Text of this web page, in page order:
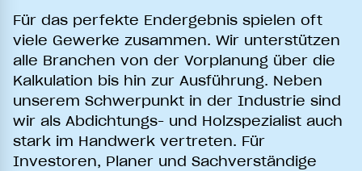
Für das perfekte Endergebnis spielen oft
viele Gewerke zusammen. Wir unterstützen
alle Branchen von der Vorplanung über die
Kalkulation bis hin zur Ausführung. Neben
unserem Schwerpunkt in der Industrie sind
wir als Abdichtungs- und Holzspezialist auch
stark im Handwerk vertreten. Für
Investoren, Planer und Sachverständige